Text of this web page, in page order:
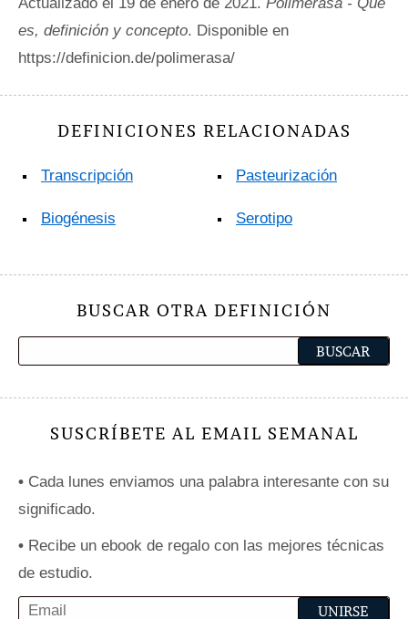
es, definición y concepto. Disponible en
https://definicion.de/polimerasa/
DEFINICIONES RELACIONADAS
Transcripción
Biogénesis
Pasteurización
Serotipo
BUSCAR OTRA DEFINICIÓN
SUSCRÍBETE AL EMAIL SEMANAL
• Cada lunes enviamos una palabra interesante con su
significado.
• Recibe un ebook de regalo con las mejores técnicas
de estudio.